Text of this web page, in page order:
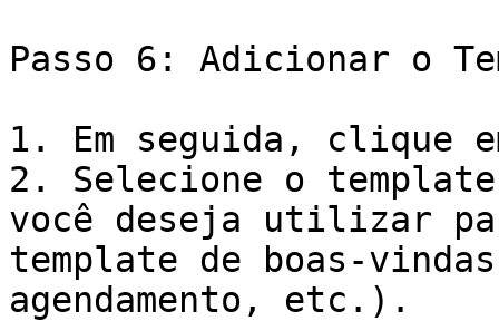
Passo 6: Adicionar o
1. Em seguida, clique
2. Selecione o
você deseja utilizar
template de boas-
agendamento, etc.).